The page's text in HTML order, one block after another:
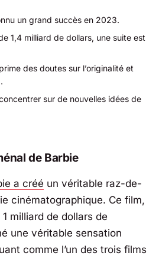
un grand succès en 2023.
1,4 milliard de dollars, une suite est
des doutes sur l’originalité et
.
sur de nouvelles idées de
de Barbie
a créé un véritable raz-de-
cinématographique. Ce film,
milliard de dollars de
une véritable sensation
comme l’un des trois films